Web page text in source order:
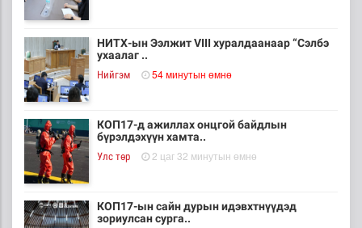
НИТХ-ын Ээлжит VIII хуралдаанаар “Сэлбэ
ухаалаг ..
Нийгэм 54 минутын өмнө
КОП17-д ажиллах онцгой байдлын
бүрэлдэхүүн хамта..
Улс төр 2 цаг 32 минутын өмнө
КОП17-ын сайн дурын идэвхтнүүдэд
зориулсан сурга..